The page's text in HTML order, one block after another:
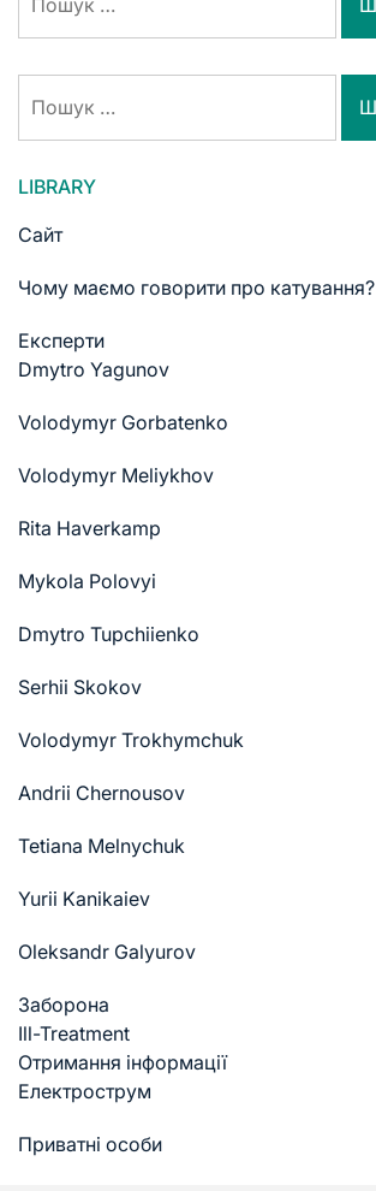
LIBRARY
Сайт
Чому маємо говорити про катування?
Експерти
Dmytro Yagunov
Volodymyr Gorbatenko
Volodymyr Meliykhov
Rita Haverkamp
Mykola Polovyi
Dmytro Tupchiienko
Serhii Skokov
Volodymyr Trokhymchuk
Andrii Chernousov
Tetiana Melnychuk
Yurii Kanikaiev
Oleksandr Galyurov
Заборона
Ill-Treatment
Отримання інформації
Електрострум
Приватні особи